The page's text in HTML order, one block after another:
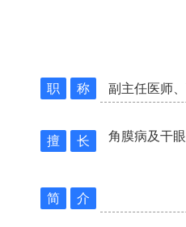
职 称 副主任医师
擅 长 角膜病及干
简 介